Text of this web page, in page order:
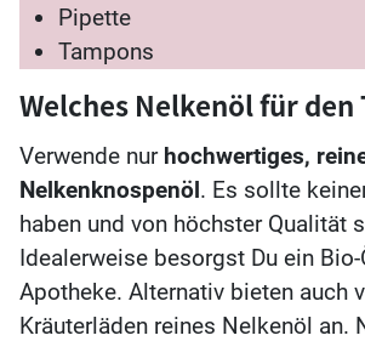
Pipette
Tampons
Welches Nelkenöl für den
Verwende nur hochwertiges,
Nelkenknospenöl. Es sollte
haben und von höchster Qualität
Idealerweise besorgst Du ein
Apotheke. Alternativ bieten auch
Kräuterläden reines Nelkenöl an.